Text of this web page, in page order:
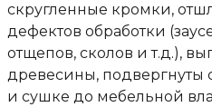
скругленные кромки,
дефектов обработки
отщепов, сколов и т.д.),
древесины, подвергнуты
и сушке до мебельной